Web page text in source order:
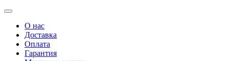
О нас
Доставка
Оплата
Гарантия